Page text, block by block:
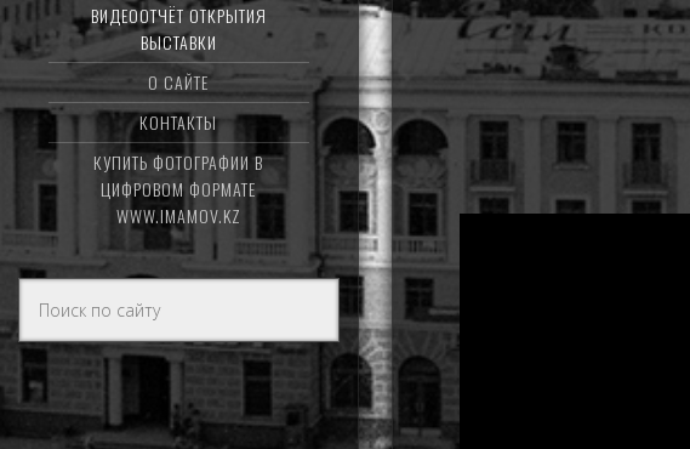
ВИДЕООТЧЁТ ОТКРЫТИЯ
ВЫСТАВКИ
О САЙТЕ
КОНТАКТЫ
КУПИТЬ ФОТОГРАФИИ В
ЦИФРОВОМ ФОРМАТЕ
WWW.IMAMOV.KZ